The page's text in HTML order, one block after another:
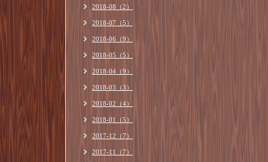
2018-08（2）
2018-07（5）
2018-06（9）
2018-05（5）
2018-04（9）
2018-03（3）
2018-02（4）
2018-01（5）
2017-12（7）
2017-11（7）